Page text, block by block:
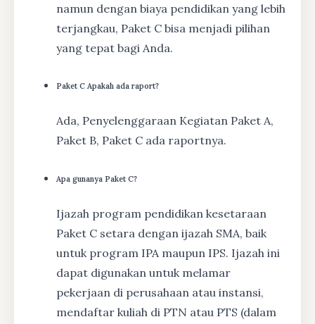
namun dengan biaya pendidikan yang lebih
terjangkau, Paket C bisa menjadi pilihan
yang tepat bagi Anda.
Paket C Apakah ada raport?
Ada, Penyelenggaraan Kegiatan Paket A,
Paket B, Paket C ada raportnya.
Apa gunanya Paket C?
Ijazah program pendidikan kesetaraan
Paket C setara dengan ijazah SMA, baik
untuk program IPA maupun IPS. Ijazah ini
dapat digunakan untuk melamar
pekerjaan di perusahaan atau instansi,
mendaftar kuliah di PTN atau PTS (dalam